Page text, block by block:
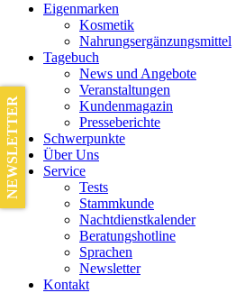
Eigenmarken
Kosmetik
Nahrungsergänzungsmittel
Tagebuch
News und Angebote
Veranstaltungen
Kundenmagazin
Presseberichte
Schwerpunkte
Über Uns
Service
Tests
Stammkunde
Nachtdienstkalender
Beratungshotline
Sprachen
Newsletter
Kontakt
NEWSLETTER